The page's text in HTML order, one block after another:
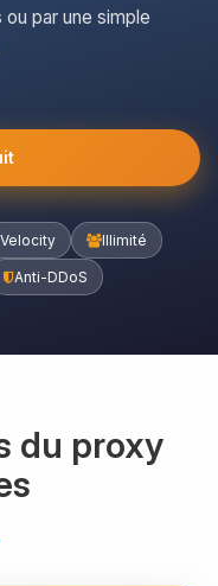
ou par une simple
Illimité
Anti-DDoS
du proxy